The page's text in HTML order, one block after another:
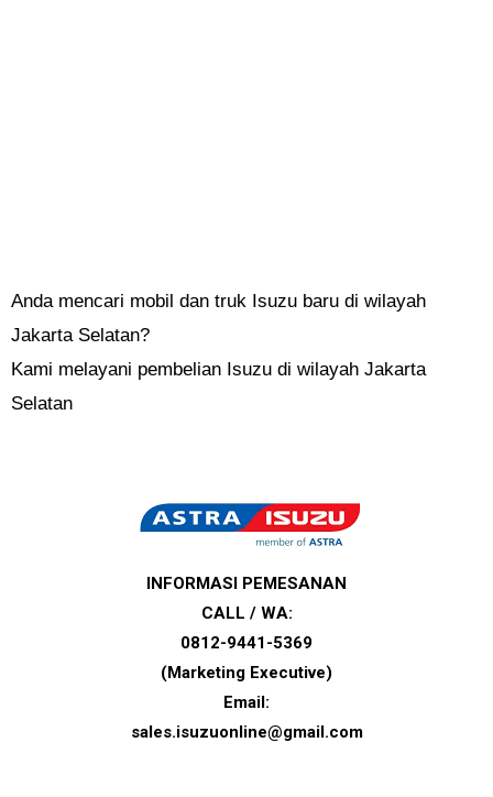
Anda mencari mobil dan truk Isuzu baru di wilayah
Jakarta Selatan?
Kami melayani pembelian Isuzu di wilayah Jakarta
Selatan
INFORMASI PEMESANAN
CALL / WA:
0812-9441-5369
(Marketing Executive)
Email:
sales.isuzuonline@gmail.com